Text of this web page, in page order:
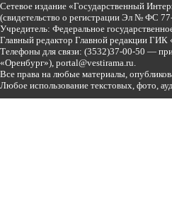
Сетевое издание «Государственный
(свидетельство о регистрации Эл № ФС
Учредитель: Федеральное
Главный редактор Главной редакции
Телефоны для связи: (3532)37-00-50 —
«Оренбург»), portal@vestirama.ru.
Все права на любые материалы,
Любое использование текстовых, фото,